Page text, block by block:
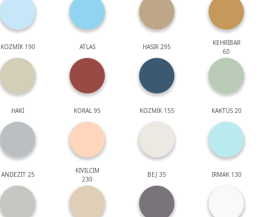
KOZMİK 190 ATLAS HASIR 295
KEHRİBAR
60
HAKİ KORAL 95 KOZMİK 155 KAKTÜS 20
ANDEZİT 25
KIVILCIM
230
BEJ 35 IRMAK 130